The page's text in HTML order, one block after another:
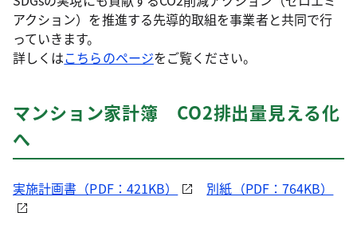
アクション）を推進する先導的取組を事業者と共同で行
っていきます。
詳しくはこちらのページをご覧ください。
マンション家計簿 CO2排出量見える化
へ
実施計画書（PDF：421KB） 別紙（PDF：764KB）